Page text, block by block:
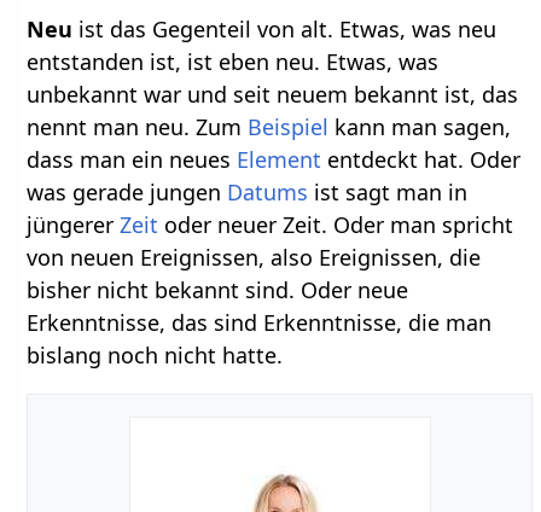
ist das Gegenteil von alt. Etwas, was neu
entstanden ist, ist eben neu. Etwas, was
unbekannt war und seit neuem bekannt ist, das
nennt man neu. Zum Beispiel kann man sagen,
dass man ein neues Element entdeckt hat. Oder
was gerade jungen Datums ist sagt man in
jüngererZeit oder neuer Zeit. Oder man spricht
von neuen Ereignissen, also Ereignissen, die
bisher nicht bekannt sind. Oder neue
Erkenntnisse, das sind Erkenntnisse, die man
bislang noch nicht hatte.